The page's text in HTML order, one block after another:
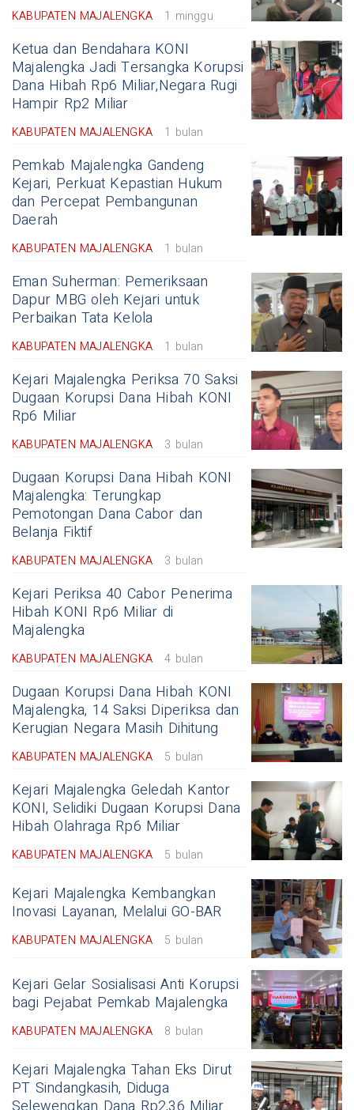
KABUPATEN MAJALENGKA 1 minggu
Ketua dan Bendahara KONI
Majalengka Jadi Tersangka Korupsi
Dana Hibah Rp6 Miliar,Negara Rugi
Hampir Rp2 Miliar
KABUPATEN MAJALENGKA 1 bulan
Pemkab Majalengka Gandeng
Kejari, Perkuat Kepastian Hukum
dan Percepat Pembangunan
Daerah
KABUPATEN MAJALENGKA 1 bulan
Eman Suherman: Pemeriksaan
Dapur MBG oleh Kejari untuk
Perbaikan Tata Kelola
KABUPATEN MAJALENGKA 1 bulan
Kejari Majalengka Periksa 70 Saksi
Dugaan Korupsi Dana Hibah KONI
Rp6 Miliar
KABUPATEN MAJALENGKA 3 bulan
Dugaan Korupsi Dana Hibah KONI
Majalengka: Terungkap
Pemotongan Dana Cabor dan
Belanja Fiktif
KABUPATEN MAJALENGKA 3 bulan
Kejari Periksa 40 Cabor Penerima
Hibah KONI Rp6 Miliar di
Majalengka
KABUPATEN MAJALENGKA 4 bulan
Dugaan Korupsi Dana Hibah KONI
Majalengka, 14 Saksi Diperiksa dan
Kerugian Negara Masih Dihitung
KABUPATEN MAJALENGKA 5 bulan
Kejari Majalengka Geledah Kantor
KONI, Selidiki Dugaan Korupsi Dana
Hibah Olahraga Rp6 Miliar
KABUPATEN MAJALENGKA 5 bulan
Kejari Majalengka Kembangkan
Inovasi Layanan, Melalui GO-BAR
KABUPATEN MAJALENGKA 5 bulan
Kejari Gelar Sosialisasi Anti Korupsi
bagi Pejabat Pemkab Majalengka
KABUPATEN MAJALENGKA 8 bulan
Kejari Majalengka Tahan Eks Dirut
PT Sindangkasih, Diduga